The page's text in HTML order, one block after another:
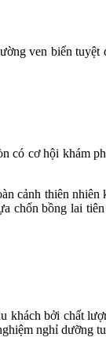
ven biển
cơ hội khám
cảnh thiên
chốn bồng lai
bởi chất
nghỉ dưỡng